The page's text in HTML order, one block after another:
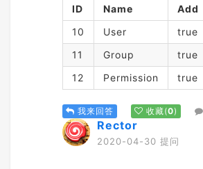
ID Name Add
10
User true
11
Group true
12
Permission true
我来回答 收藏(0)
Rector
2020-04-30 提问